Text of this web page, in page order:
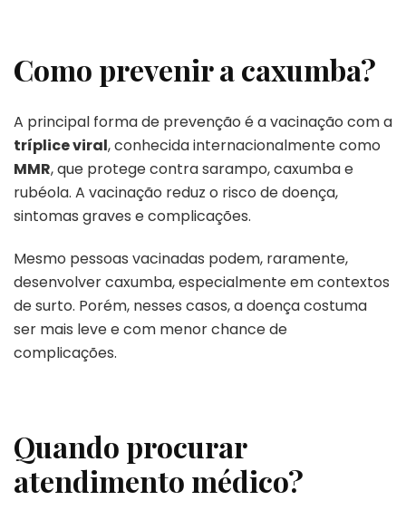
Como prevenir a caxumba?
A principal forma de prevenção é a vacinação com a
tríplice viral, conhecida internacionalmente como
MMR, que protege contra sarampo, caxumba e
rubéola. A vacinação reduz o risco de doença,
sintomas graves e complicações.
Mesmo pessoas vacinadas podem, raramente,
desenvolver caxumba, especialmente em contextos
de surto. Porém, nesses casos, a doença costuma
ser mais leve e com menor chance de
complicações.
Quando procurar
atendimento médico?